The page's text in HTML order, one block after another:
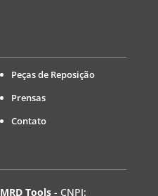
Peças de Reposição
Prensas
Contato
MRD Tools- CNPJ: